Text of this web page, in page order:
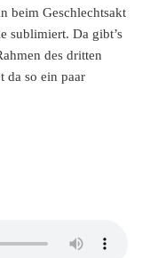
beim Geschlechtsakt
sublimiert. Da gibt’s
des dritten
da so ein paar